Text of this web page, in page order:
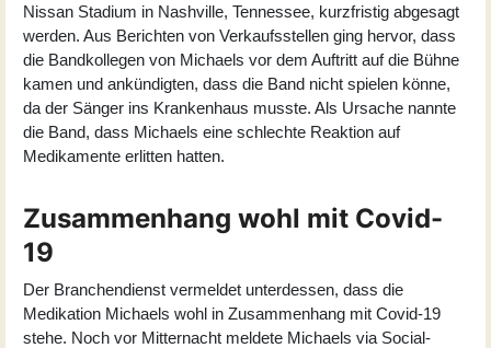
Nissan Stadium in Nashville, Tennessee, kurzfristig abgesagt
werden. Aus Berichten von Verkaufsstellen ging hervor, dass
die Bandkollegen von Michaels vor dem Auftritt auf die Bühne
kamen und ankündigten, dass die Band nicht spielen könne,
da der Sänger ins Krankenhaus musste. Als Ursache nannte
die Band, dass Michaels eine schlechte Reaktion auf
Medikamente erlitten hatten.
Zusammenhang wohl mit Covid-
19
Der Branchendienst vermeldet unterdessen, dass die
Medikation Michaels wohl in Zusammenhang mit Covid-19
stehe. Noch vor Mitternacht meldete Michaels via Social-